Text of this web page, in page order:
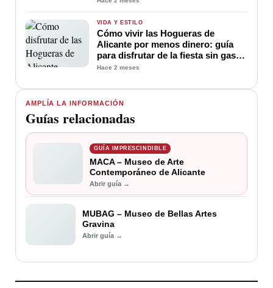
AMPLÍA LA INFORMACIÓN
Guías relacionadas
GUÍA IMPRESCINDIBLE
MACA – Museo de Arte
Contemporáneo de Alicante
Abrir guía →
MUBAG – Museo de Bellas Artes
Gravina
Abrir guía →
VIDA Y ESTILO
Cómo vivir las Hogueras de
Alicante por menos dinero: guía
para disfrutar de la fiesta sin gastar
demasiado
Hace 2 meses